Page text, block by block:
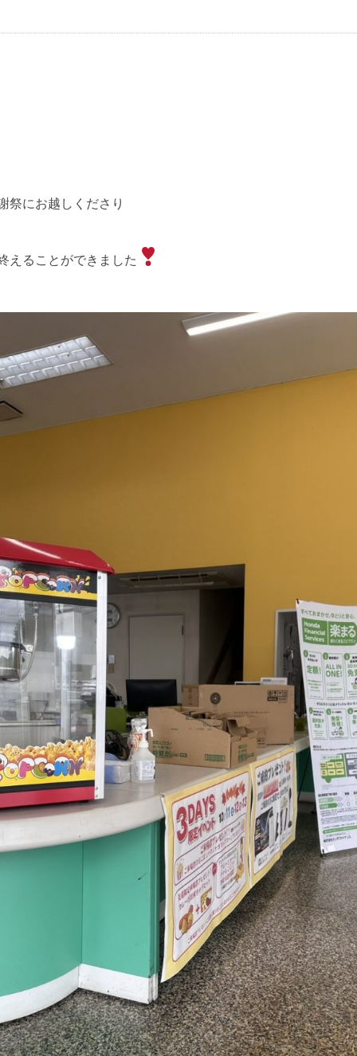
祭にお越しくださり
えることができました